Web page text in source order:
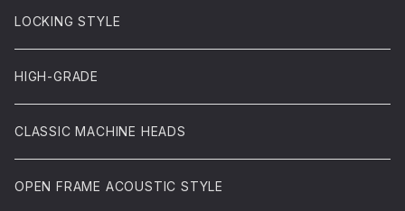
LOCKING STYLE
HIGH-GRADE
CLASSIC MACHINE HEADS
OPEN FRAME ACOUSTIC STYLE